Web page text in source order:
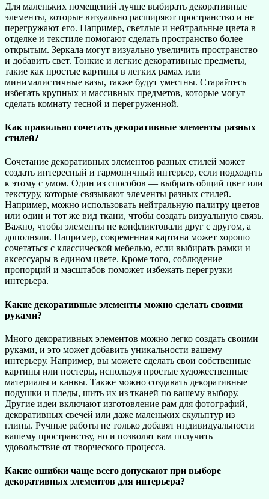
Для маленьких помещений лучше выбирать декоративные
элементы, которые визуально расширяют пространство и не
перегружают его. Например, светлые и нейтральные цвета в
отделке и текстиле помогают сделать пространство более
открытым. Зеркала могут визуально увеличить пространство
и добавить свет. Тонкие и легкие декоративные предметы,
такие как простые картины в легких рамах или
минималистичные вазы, также будут уместны. Старайтесь
избегать крупных и массивных предметов, которые могут
сделать комнату тесной и перегруженной.
Как правильно сочетать декоративные элементы разных
стилей?
Сочетание декоративных элементов разных стилей может
создать интересный и гармоничный интерьер, если подходить
к этому с умом. Один из способов — выбрать общий цвет или
текстуру, которые связывают элементы разных стилей.
Например, можно использовать нейтральную палитру цветов
или один и тот же вид ткани, чтобы создать визуальную связь.
Важно, чтобы элементы не конфликтовали друг с другом, а
дополняли. Например, современная картина может хорошо
сочетаться с классической мебелью, если выбирать рамки и
аксессуары в едином цвете. Кроме того, соблюдение
пропорций и масштабов поможет избежать перегрузки
интерьера.
Какие декоративные элементы можно сделать своими
руками?
Много декоративных элементов можно легко создать своими
руками, и это может добавить уникальности вашему
интерьеру. Например, вы можете сделать свои собственные
картины или постеры, используя простые художественные
материалы и канвы. Также можно создавать декоративные
подушки и пледы, шить их из тканей по вашему выбору.
Другие идеи включают изготовление рам для фотографий,
декоративных свечей или даже маленьких скульптур из
глины. Ручные работы не только добавят индивидуальности
вашему пространству, но и позволят вам получить
удовольствие от творческого процесса.
Какие ошибки чаще всего допускают при выборе
декоративных элементов для интерьера?